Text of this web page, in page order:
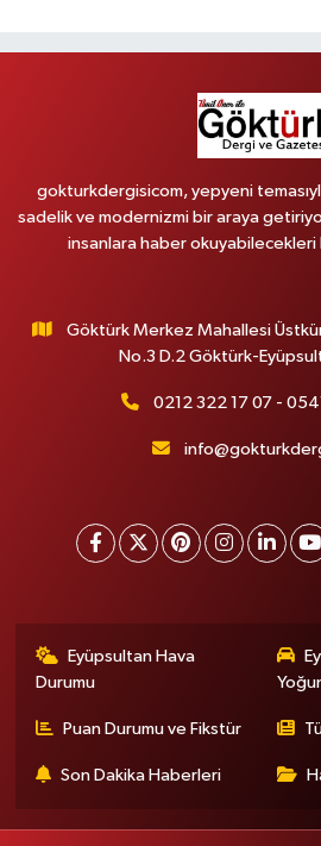
gokturkdergisicom, yepyeni
sadelik ve modernizmi bir araya
insanlara haber okuyabilecekleri
Göktürk Merkez Mahallesi
No.3 D.2 Göktürk-
0212 322 17 07 -
Eyüpsultan Hava
Durumu
Puan Durumu ve Fikstür
Son Dakika Haberleri